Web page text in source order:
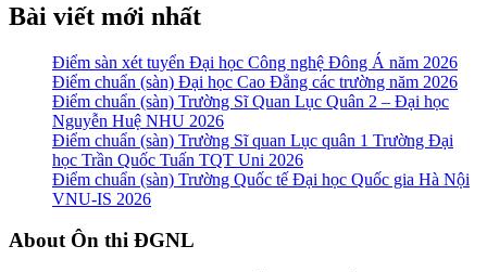
Bài viết mới nhất
Điểm sàn xét tuyển Đại học Công nghệ Đông Á năm 2026
Điểm chuẩn (sàn) Đại học Cao Đẳng các trường năm 2026
Điểm chuẩn (sàn) Trường Sĩ Quan Lục Quân 2 – Đại học
Nguyễn Huệ NHU 2026
Điểm chuẩn (sàn) Trường Sĩ quan Lục quân 1 Trường Đại
học Trần Quốc Tuấn TQT Uni 2026
Điểm chuẩn (sàn) Trường Quốc tế Đại học Quốc gia Hà Nội
VNU-IS 2026
Footer
About Ôn thi ĐGNL